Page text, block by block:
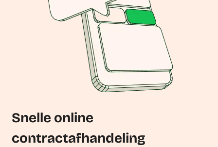
Snelle online
contractafhandeling